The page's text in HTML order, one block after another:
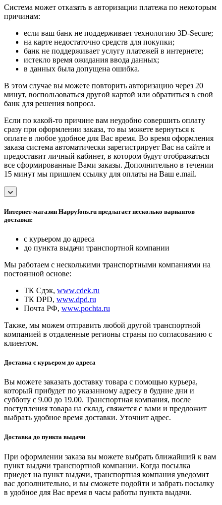
Система может отказать в авторизации платежа по некоторым
причинам:
если ваш банк не поддерживает технологию 3D-Secure;
на карте недостаточно средств для покупки;
банк не поддерживает услугу платежей в интернете;
истекло время ожидания ввода данных;
в данных была допущена ошибка.
В этом случае вы можете повторить авторизацию через 20
минут, воспользоваться другой картой или обратиться в свой
банк для решения вопроса.
Если по какой-то причине вам неудобно совершить оплату
сразу при оформлении заказа, то вы можете вернуться к
оплате в любое удобное для Вас время. Во время оформления
заказа система автоматически зарегистрирует Вас на сайте и
предоставит личный кабинет, в котором будут отображаться
все сформированные Вами заказы. Дополнительно в течении
15 минут мы пришлем ссылку для оплаты на Ваш e.mail.
Интернет-магазин Happyfons.ru предлагает несколько вариантов
доставки:
с курьером до адреса
до пункта выдачи транспортной компании
Мы работаем с несколькими транспортными компаниями на
постоянной основе:
ТК Сдэк, www.cdek.ru
ТК DPD, www.dpd.ru
Почта РФ, www.pochta.ru
Также, мы можем отправить любой другой транспортной
компанией в отдаленные регионы страны по согласованию с
клиентом.
Доставка с курьером до адреса
Вы можете заказать доставку товара с помощью курьера,
который прибудет по указанному адресу в будние дни и
субботу с 9.00 до 19.00. Транспортная компания, после
поступления товара на склад, свяжется с вами и предложит
выбрать удобное время доставки. Уточнит адрес.
Доставка до пункта выдачи
При оформлении заказа вы можете выбрать ближайший к вам
пункт выдачи транспортной компании. Когда посылка
приедет на пункт выдачи, транспортная компания уведомит
вас дополнительно, и вы сможете подойти и забрать посылку
в удобное для Вас время в часы работы пункта выдачи.